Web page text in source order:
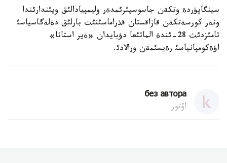
سينگاپؤردة وتكةن جاسوسپئرئمدةر وليمپيادالئق ويئندارئندا
ونةر كورسةتكةن قازاقستان قذراماسئنئث بارلئق دةلةگاسياسئ
تامئزدئث 28-ئندة الماتئعا دؤبايدان «ةير استانا»
اؤةكومپانياسئ رةيسئمةن ورالادئ.
без автора
اۆتور